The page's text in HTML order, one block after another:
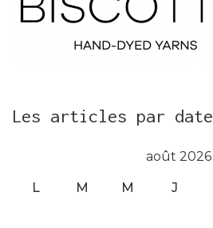
Les articles par date
août 2026
L M M J